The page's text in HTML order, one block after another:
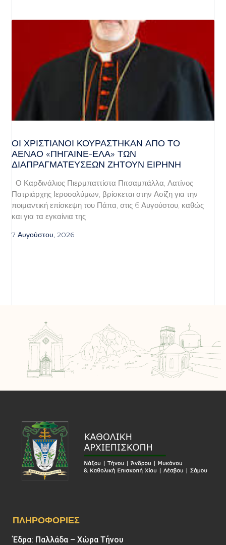
ΟΙ ΧΡΙΣΤΙΑΝΟΊ ΚΟΥΡΆΣΤΗΚΑΝ ΑΠΌ ΤΟ
ΑΈΝΑΟ «ΠΉΓΑΙΝΕ-ΈΛΑ» ΤΩΝ
ΔΙΑΠΡΑΓΜΑΤΕΎΣΕΩΝ ΖΗΤΟΎΝ ΕΙΡΉΝΗ
Ο Καρδινάλιος Πιερμπαττίστα Πιτσαμπάλλα, Λατίνος
Πατριάρχης Ιεροσολύμων, βρίσκεται στην Ασίζη για την
ποιμαντική επίσκεψη του Πάπα, στις 6 Αυγούστου, καθώς
και για τα εγκαίνια της
7 Αυγούστου, 2026
ΠΛΗΡΟΦΟΡΊΕΣ
Έδρα: Παλλάδα – Χώρα Τήνου